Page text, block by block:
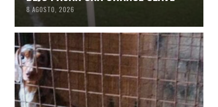
8 AGOSTO, 2026